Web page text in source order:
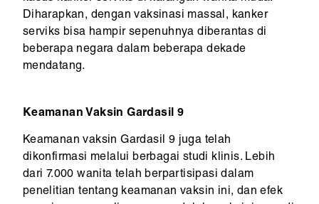
Diharapkan, dengan vaksinasi massal, kanker
serviks bisa hampir sepenuhnya diberantas di
beberapa negara dalam beberapa dekade
mendatang.
Keamanan Vaksin Gardasil 9
Keamanan vaksin Gardasil 9 juga telah
dikonfirmasi melalui berbagai studi klinis. Lebih
dari 7.000 wanita telah berpartisipasi dalam
penelitian tentang keamanan vaksin ini, dan efek